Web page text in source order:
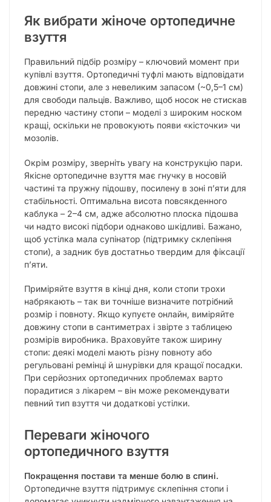
Як вибрати жіноче ортопедичне
взуття
Правильний підбір розміру – ключовий момент при
купівлі взуття. Ортопедичні туфлі мають відповідати
довжині стопи, але з невеликим запасом (~0,5–1 см)
для свободи пальців. Важливо, щоб носок не стискав
передню частину стопи – моделі з широким носком
кращі, оскільки не провокують появи «кісточки» чи
мозолів.
Окрім розміру, зверніть увагу на конструкцію пари.
Якісне ортопедичне взуття має гнучку в носовій
частині та пружну підошву, посилену в зоні п’яти для
стабільності. Оптимальна висота повсякденного
каблука – 2–4 см, адже абсолютно плоска підошва
чи надто високі підбори однаково шкідливі. Бажано,
щоб устілка мала супінатор (підтримку склепіння
стопи), а задник був достатньо твердим для фіксації
п’яти.
Приміряйте взуття в кінці дня, коли стопи трохи
набрякають – так ви точніше визначите потрібний
розмір і повноту. Якщо купуєте онлайн, виміряйте
довжину стопи в сантиметрах і звірте з таблицею
розмірів виробника. Враховуйте також ширину
стопи: деякі моделі мають різну повноту або
регульовані ремінці й шнурівки для кращої посадки.
При серйозних ортопедичних проблемах варто
порадитися з лікарем – він може рекомендувати
певний тип взуття чи додаткові устілки.
Переваги жіночого
ортопедичного взуття
Покращення постави та менше болю в спині.
Ортопедичне взуття підтримує склепіння стопи і